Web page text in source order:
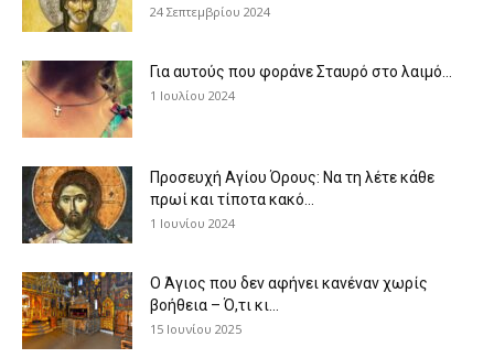
24 Σεπτεμβρίου 2024
Για αυτούς που φοράνε Σταυρό στο λαιμό…
1 Ιουλίου 2024
Προσευχή Αγίου Όρους: Να τη λέτε κάθε
πρωί και τίποτα κακό...
1 Ιουνίου 2024
Ο Άγιος που δεν αφήνει κανέναν χωρίς
βοήθεια – Ό,τι κι...
15 Ιουνίου 2025